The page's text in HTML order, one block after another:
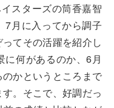
スターズの筒香嘉智
7月に入ってから調子
てその活躍を紹介し
に何があるのか、6月
かというところまで
。そこで、好調だっ